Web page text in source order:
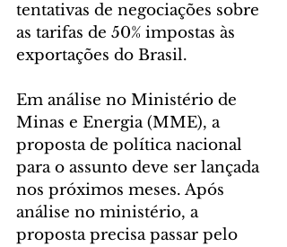
tentativas de negociações sobre
as tarifas de 50% impostas às
exportações do Brasil.
Em análise no Ministério de
Minas e Energia (MME), a
proposta de política nacional
para o assunto deve ser lançada
nos próximos meses. Após
análise no ministério, a
proposta precisa passar pelo